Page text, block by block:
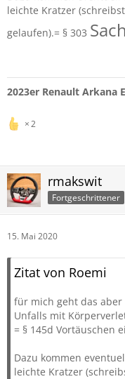
leichte Kratzer
gelaufen).= § 303
2023er Renault Arkana
2
rmakswit
Fortgeschrittener
15. Mai 2020
Zitat von Roemi
für mich geht das aber
Unfalls mit
= § 145d Vortäuschen
Dazu kommen
leichte Kratzer